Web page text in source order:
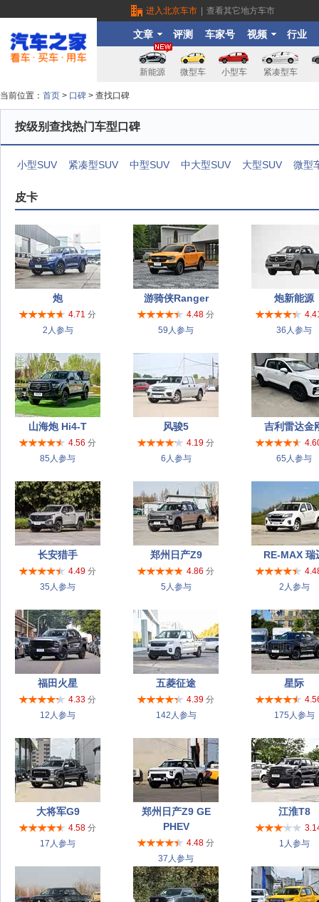
进入北京车市 查看其它地方车市
文章 评测 车家号 视频 行业
新能源 微型车 小型车 紧凑型车
当前位置： 首页 > 口碑 > 查找口碑
按级别查找热门车型口碑
小型SUV 紧凑型SUV 中型SUV 中大型SUV 大型SUV 微型
皮卡
炮
4.71 分
2人参与
游骑侠Ranger
4.48 分
59人参与
炮新能源
36人参与
山海炮 Hi4-T
4.56 分
85人参与
风骏5
4.19 分
6人参与
吉利雷达金
65人参与
长安猎手
4.49 分
35人参与
郑州日产Z9
4.86 分
5人参与
RE-MAX 瑞
2人参与
福田火星
4.33 分
12人参与
五菱征途
4.39 分
142人参与
星际
175人参与
大将军G9
4.58 分
17人参与
郑州日产Z9 GE
PHEV
4.48 分
37人参与
江淮T8
1人参与